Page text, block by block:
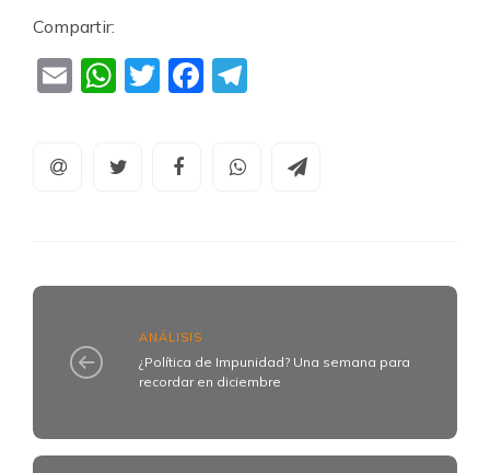
Compartir:
EmailWhatsApp
TwitterFacebook
ANÁLISIS
¿Política de Impunidad? Una semana para
recordar en diciembre